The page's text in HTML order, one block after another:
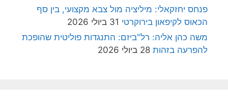
פנחס יחזקאלי: מיליציה מול צבא מקצועי, בין סף
הכאוס לקיפאון בירוקרטי 31 ביולי 2026
משה כהן אליה: רל"ביזם: התנגדות פוליטית שהופכת
להפרעה בזהות 28 ביולי 2026